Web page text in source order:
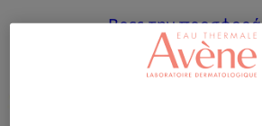
Βρες την